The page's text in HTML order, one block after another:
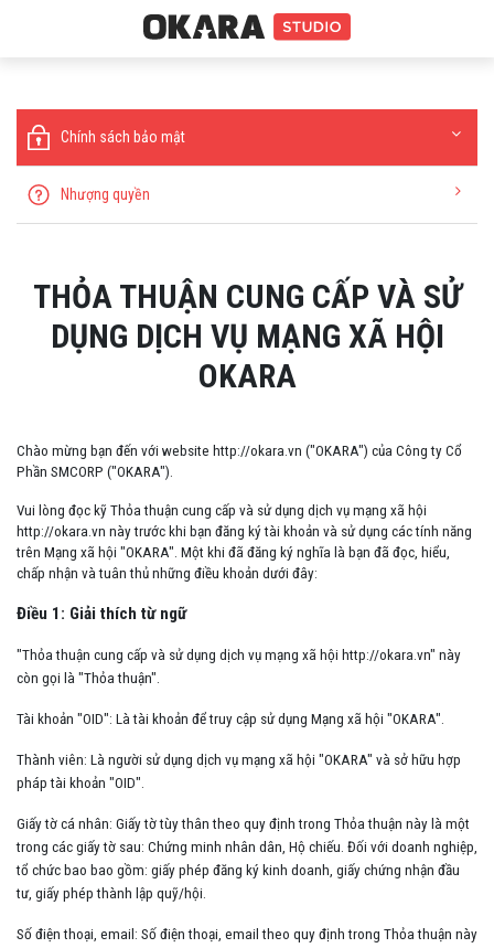
Chính sách bảo mật
Nhượng quyền
THỎA THUẬN CUNG CẤP VÀ SỬ
DỤNG DỊCH VỤ MẠNG XÃ HỘI
OKARA
Chào mừng bạn đến với website http://okara.vn ("OKARA") của Công ty Cổ
Phần SMCORP ("OKARA").
Vui lòng đọc kỹ Thỏa thuận cung cấp và sử dụng dịch vụ mạng xã hội
http://okara.vn này trước khi bạn đăng ký tài khoản và sử dụng các tính năng
trên Mạng xã hội "OKARA". Một khi đã đăng ký nghĩa là bạn đã đọc, hiểu,
chấp nhận và tuân thủ những điều khoản dưới đây:
Điều 1: Giải thích từ ngữ
"Thỏa thuận cung cấp và sử dụng dịch vụ mạng xã hội http://okara.vn" này
còn gọi là "Thỏa thuận".
Tài khoản "OID": Là tài khoản để truy cập sử dụng Mạng xã hội "OKARA".
Thành viên: Là người sử dụng dịch vụ mạng xã hội "OKARA" và sở hữu hợp
pháp tài khoản "OID".
Giấy tờ cá nhân: Giấy tờ tùy thân theo quy định trong Thỏa thuận này là một
trong các giấy tờ sau: Chứng minh nhân dân, Hộ chiếu. Đối với doanh nghiệp,
tổ chức bao bao gồm: giấy phép đăng ký kinh doanh, giấy chứng nhận đầu
tư, giấy phép thành lập quỹ/hội.
Số điện thoại, email: Số điện thoại, email theo quy định trong Thỏa thuận này